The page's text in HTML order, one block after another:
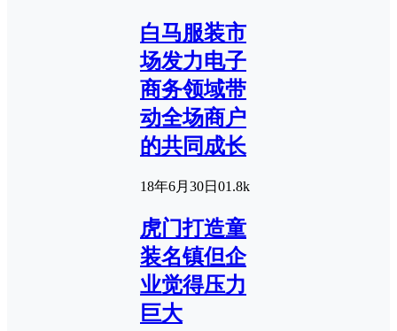
白马服装市
场发力电子
商务领域带
动全场商户
的共同成长
18年6月30日 01.8k
虎门打造童
装名镇但企
业觉得压力
巨大